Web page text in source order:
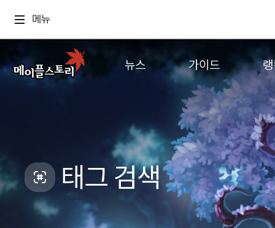
메뉴
뉴스
업데이트
이벤트
캐시샵 공지
메이플 알림판
with maple
가이드
게임정보
직업소개
확률형 아이템
NEXON NOW
추가정보
월드
컨텐
태그 검색